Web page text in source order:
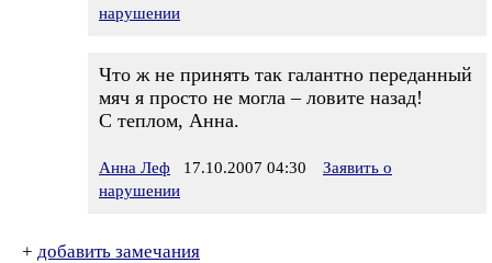
нарушении
Что ж не принять так галантно переданный
мяч я просто не могла – ловите назад!
С теплом, Анна.
Анна Леф 17.10.2007 04:30
Заявить о
нарушении
+ добавить замечания